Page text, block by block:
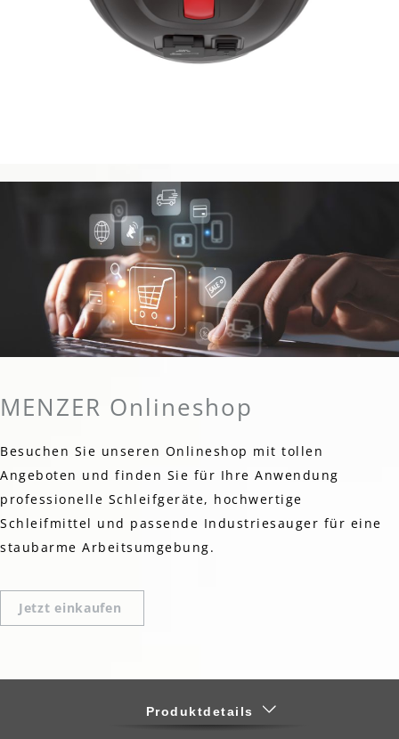
MENZER Onlineshop
Besuchen Sie unseren Onlineshop mit tollen
Angeboten und finden Sie für Ihre Anwendung
professionelle Schleifgeräte, hochwertige
Schleifmittel und passende Industriesauger für eine
staubarme Arbeitsumgebung.
Jetzt einkaufen
Produktdetails